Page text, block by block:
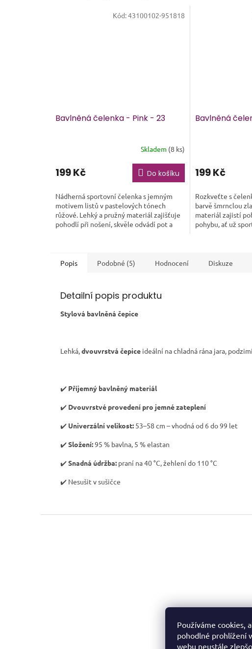
Používáme cookies,
pohodlné prohlížení
webu neustále
Bavlněná čelenka - Pink - 23
produktu
je
z
5
hvězdiček.
Skladem (8 ks)
199 Kč Do košíku
Nádherná sportovní čelenka s jemným
motivem listů v pastelových tónech
růžové. Lehký a pružný materiál zajišťuje
pohodlí při nošení, skvěle odvádí pot a
Kód:43100102-951818
Bavlněná
199 Kč
Rozkveťte s
barvě šmrnclou
materiál zajistí
pohybu, ať už
Popis Podobné (5) Hodnocení Diskuze
Detailní popis produktu
Stylová bavlněná čepice
Lehká,dvouvrstvá čepice ideální na chladná rána jara,
✔️ Příjemný bavlněný materiál
✔️ Dvouvrstvé provedení pro jemné zateplení
✔️ Univerzální velikost: 53–58 cm – vhodná od 6 do 99 let
✔️Složení:95 % bavlna, 5 % elastan
✔️Snadná údržba: praní na 40 °C, žehlení do 110 °C
✔️ Nesušit v sušičce